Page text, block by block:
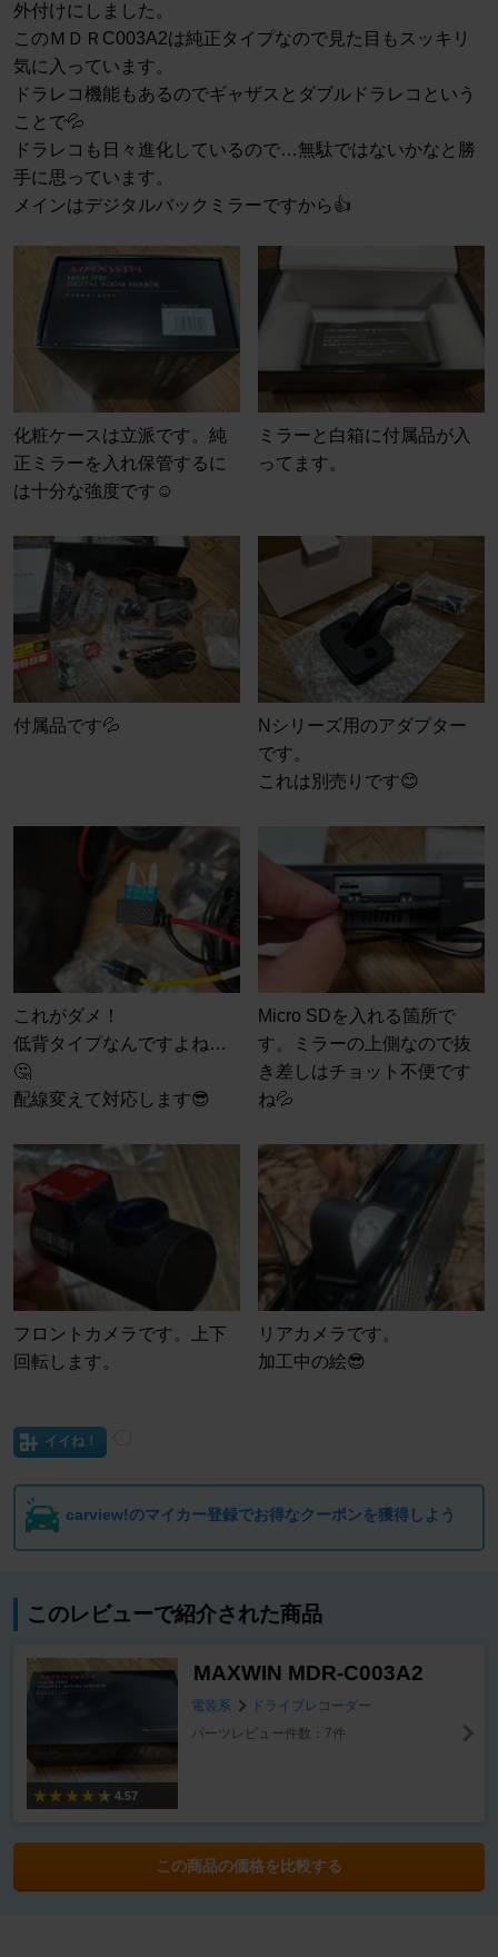
外付けにしました。
このＭＤＲC003A2は純正タイプなので見た目もスッキリ
気に入っています。
ドラレコ機能もあるのでギャザスとダブルドラレコという
ことで💦
ドラレコも日々進化しているので…無駄ではないかなと勝
手に思っています。
メインはデジタルバックミラーですから👍
化粧ケースは立派です。純
正ミラーを入れ保管するに
は十分な強度です☺️
ミラーと白箱に付属品が入
ってます。
付属品です💦
Nシリーズ用のアダプター
です。
これは別売りです😊
これがダメ！
低背タイプなんですよね…
🤔
配線変えて対応します😎
Micro SDを入れる箇所で
す。ミラーの上側なので抜
き差しはチョット不便です
ね💦
フロントカメラです。上下
回転します。
リアカメラです。
加工中の絵😎
イイね！
carview!のマイカー登録でお得なクーポンを獲得しよう
このレビューで紹介された商品
4.57
MAXWIN MDR-C003A2
電装系
ドライブレコーダー
パーツレビュー件数：7件
この商品の価格を比較する